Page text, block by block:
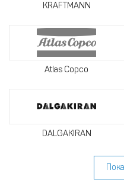
KRAFTMANN
Atlas Copco
DALGAKIRAN